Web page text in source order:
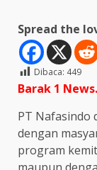
Spread the
Dibaca: 449
Barak 1
PT Nafasindo
dengan
program